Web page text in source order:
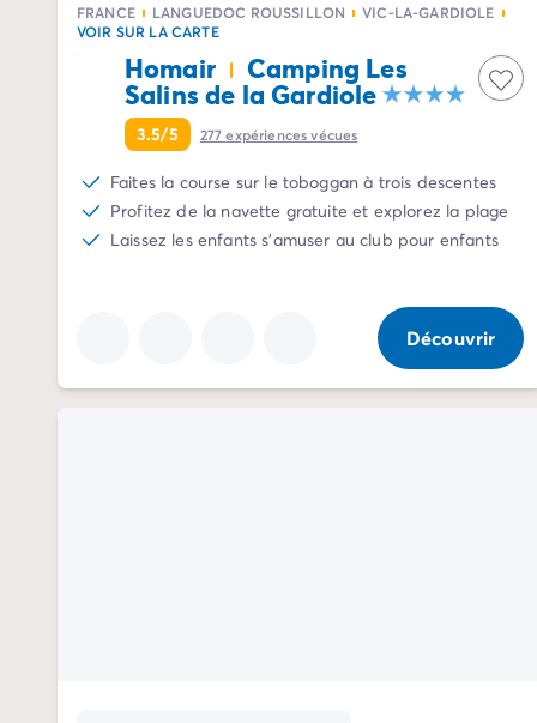
Camping Costa Brava
Camping Barcelone
Camping Escala
Camping Palamos
Camping Tossa de Mar
Camping Costa Dorada
Camping Communauté Valencienne
Camping Costa Blanca
FRANCE LANGUEDOC ROUSSILLON
VIC-LA-GARDIOLE
VOIR SUR LA CARTE
Homair Camping Les
Salins de la Gardiole
3.5/5 277expériences vécues
Faites la course sur le toboggan à trois descentes
Profitez de la navette gratuite et explorez la plage
Laissez les enfants s'amuser au club pour enfants
Découvrir